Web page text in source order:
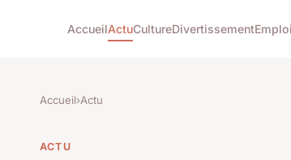
AccueilActuCultureDivertissementEmploi
Accueil›Actu
ACTU